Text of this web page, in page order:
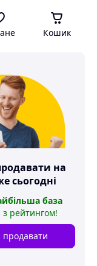
Кошик
на
сьогодні
база
з рейтингом!
продавати